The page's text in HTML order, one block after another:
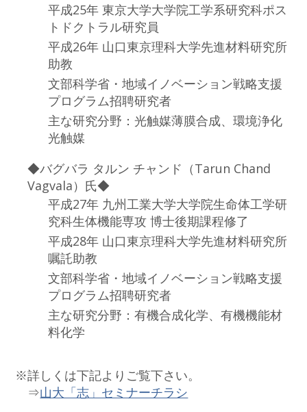
平成25年 東京大学大学院工学系研究科ポス
トドクトラル研究員
平成26年 山口東京理科大学先進材料研究所
助教
文部科学省・地域イノベーション戦略支援
プログラム招聘研究者
主な研究分野：光触媒薄膜合成、環境浄化
光触媒
◆バグバラ タルン チャンド（Tarun Chand
Vagvala）氏◆
平成27年 九州工業大学大学院生命体工学研
究科生体機能専攻 博士後期課程修了
平成28年 山口東京理科大学先進材料研究所
嘱託助教
文部科学省・地域イノベーション戦略支援
プログラム招聘研究者
主な研究分野：有機合成化学、有機機能材
料化学
※詳しくは下記よりご覧下さい。
⇒山大「志」セミナーチラシ